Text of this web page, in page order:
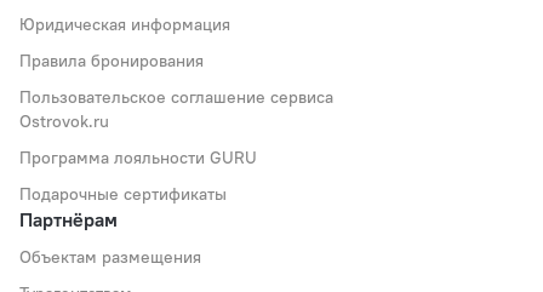
Юридическая информация
Правила бронирования
Пользовательское соглашение сервиса
Ostrovok.ru
Программа лояльности GURU
Подарочные сертификаты
Партнёрам
Объектам размещения